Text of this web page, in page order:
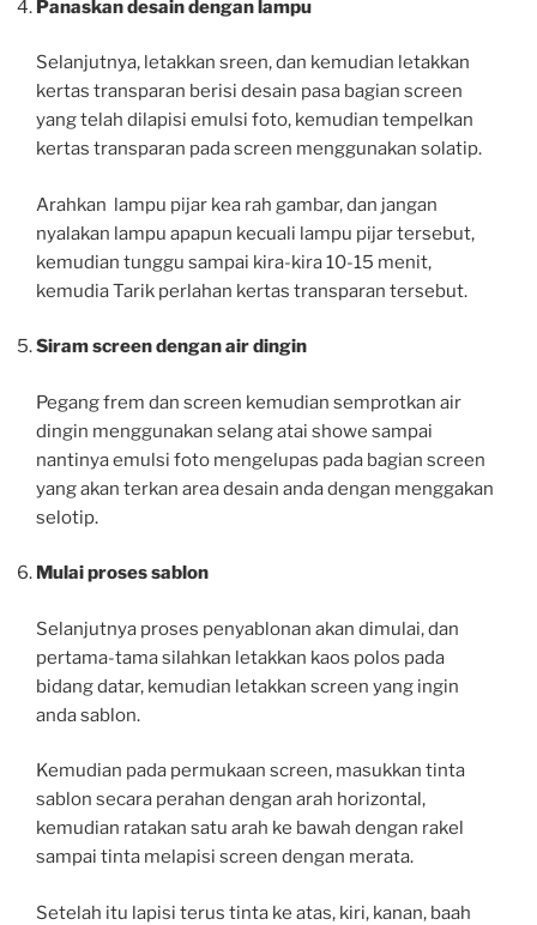
Panaskan desain dengan lampu
Selanjutnya, letakkan sreen, dan kemudian letakkan
kertas transparan berisi desain pasa bagian screen
yang telah dilapisi emulsi foto, kemudian tempelkan
kertas transparan pada screen menggunakan solatip.
Arahkan lampu pijar kea rah gambar, dan jangan
nyalakan lampu apapun kecuali lampu pijar tersebut,
kemudian tunggu sampai kira-kira 10-15 menit,
kemudia Tarik perlahan kertas transparan tersebut.
Siram screen dengan air dingin
Pegang frem dan screen kemudian semprotkan air
dingin menggunakan selang atai showe sampai
nantinya emulsi foto mengelupas pada bagian screen
yang akan terkan area desain anda dengan menggakan
selotip.
Mulai proses sablon
Selanjutnya proses penyablonan akan dimulai, dan
pertama-tama silahkan letakkan kaos polos pada
bidang datar, kemudian letakkan screen yang ingin
anda sablon.
Kemudian pada permukaan screen, masukkan tinta
sablon secara perahan dengan arah horizontal,
kemudian ratakan satu arah ke bawah dengan rakel
sampai tinta melapisi screen dengan merata.
Setelah itu lapisi terus tinta ke atas, kiri, kanan, baah